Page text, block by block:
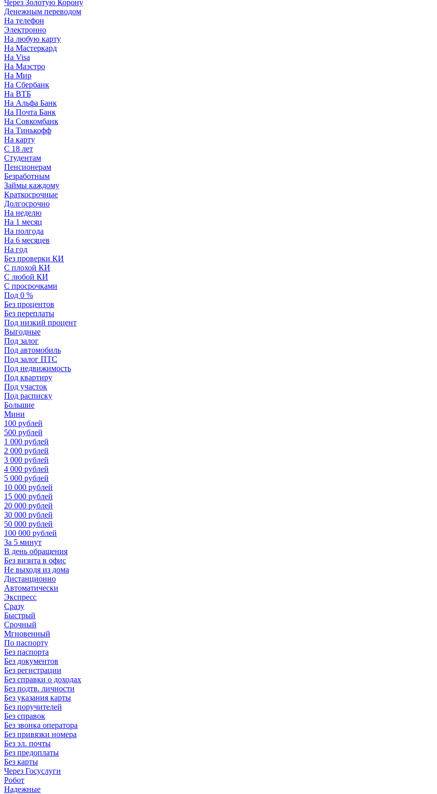
Через Золотую Корону
Денежным переводом
На телефон
Электронно
На любую карту
На Мастеркард
На Visa
На Маэстро
На Мир
На Сбербанк
На ВТБ
На Альфа Банк
На Почта Банк
На Совкомбанк
На Тинькофф
На карту
С 18 лет
Студентам
Пенсионерам
Безработным
Займы каждому
Краткосрочные
Долгосрочно
На неделю
На 1 месяц
На полгода
На 6 месяцев
На год
Без проверки КИ
С плохой КИ
С любой КИ
С просрочками
Под 0 %
Без процентов
Без переплаты
Под низкий процент
Выгодные
Под залог
Под автомобиль
Под залог ПТС
Под недвижимость
Под квартиру
Под участок
Под расписку
Большие
Мини
100 рублей
500 рублей
1 000 рублей
2 000 рублей
3 000 рублей
4 000 рублей
5 000 рублей
10 000 рублей
15 000 рублей
20 000 рублей
30 000 рублей
50 000 рублей
100 000 рублей
За 5 минут
В день обращения
Без визита в офис
Не выходя из дома
Дистанционно
Автоматически
Экспресс
Сразу
Быстрый
Срочный
Мгновенный
По паспорту
Без паспорта
Без документов
Без регистрации
Без справки о доходах
Без подтв. личности
Без указания карты
Без поручителей
Без справок
Без звонка оператора
Без привязки номера
Без эл. почты
Без предоплаты
Без карты
Через Госуслуги
Робот
Надежные